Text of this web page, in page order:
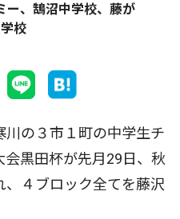
ー、鵠沼中学校、藤が
校
の３市１町の中学生チ
黒田杯が先月29日、秋
４ブロック全てを藤沢